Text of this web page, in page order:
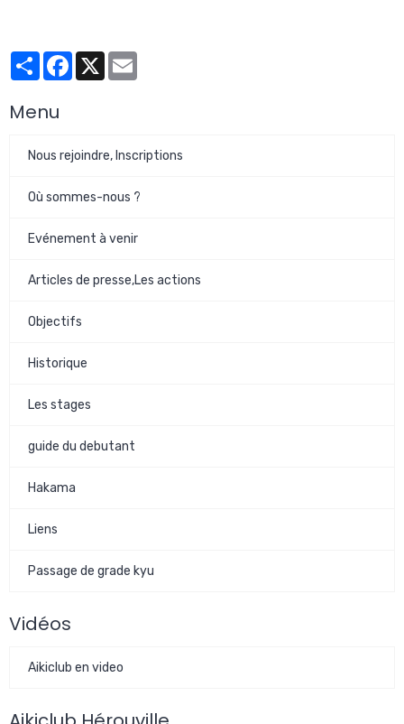
PartagerFacebook
X
Menu
Nous rejoindre, Inscriptions
Où sommes-nous ?
Evénement à venir
Articles de presse,Les actions
Objectifs
Historique
Les stages
guide du debutant
Hakama
Liens
Passage de grade kyu
Vidéos
Aikiclub en video